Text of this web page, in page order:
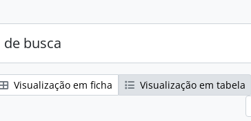
busca
Visualização em ficha
Visualização em tabela